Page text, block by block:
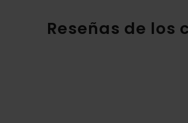
Reseñas de los